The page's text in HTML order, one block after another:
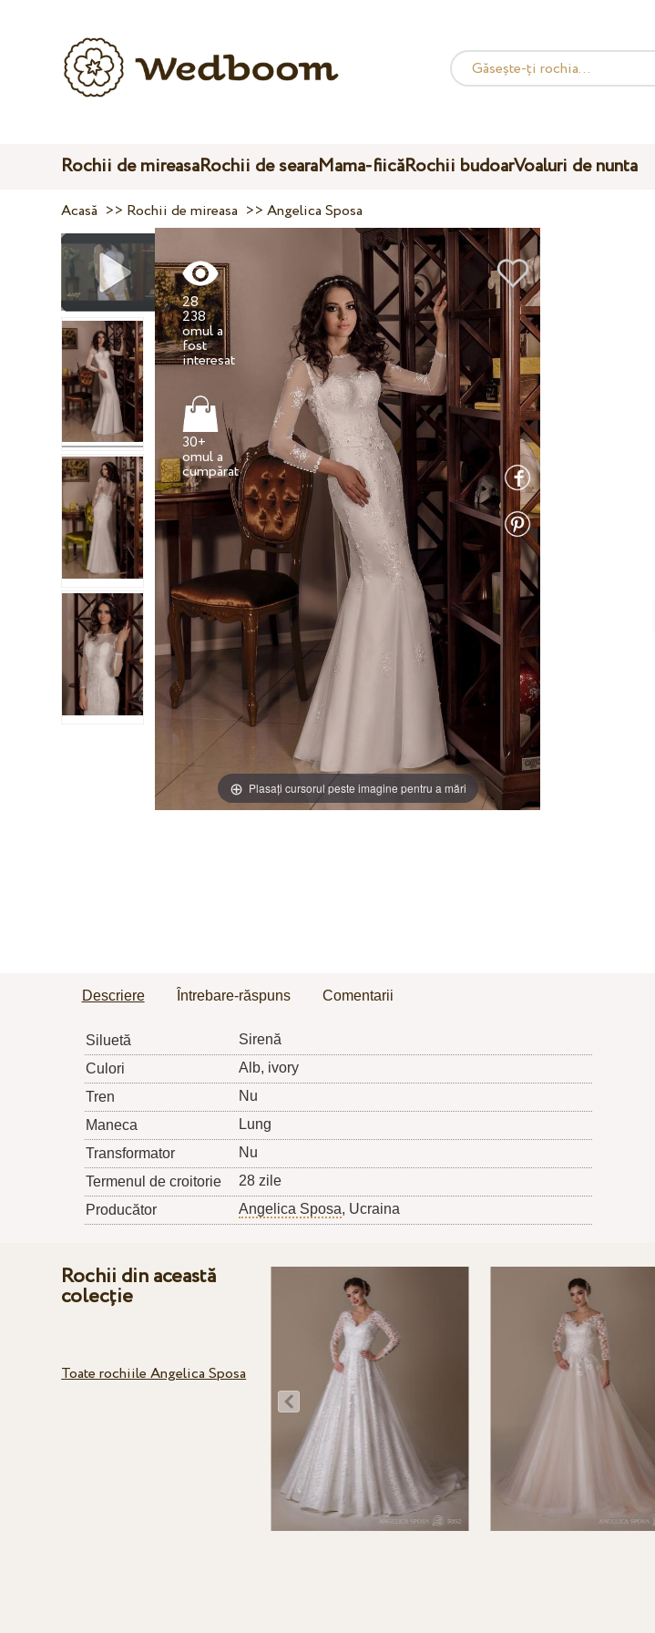
Rochii de mireasaRochii de searaMama-fiicăRochii budoarVoaluri de nunta
Acasă >> Rochii de mireasa >>Angelica Sposa
Plasați cursorul peste imagine pentru a mări
28
238
omul a
fost
30+
omul a
cumpărat
Descriere Întrebare-răspuns Comentarii
Siluetă
Sirenă
Culori
Alb, ivory
Tren
Nu
Maneca
Lung
Transformator
Nu
Termenul de croitorie
28 zile
Producător
Angelica Sposa, Ucraina
Rochii din această
colecție
Toate rochiile Angelica Sposa